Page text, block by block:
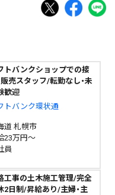
トバンクショップでの接
販売スタッフ/転勤なし・未
歓迎
トバンク環状通
道 札幌市
23万円～
員
工事の土木施工管理/完全
2日制/昇給あり/主婦・主